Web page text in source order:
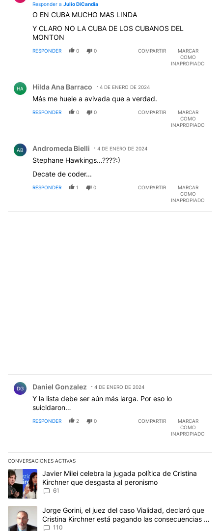
Responder a Julio DiCandia
O EN CUBA MUCHO MAS LINDA
Y CLARO NO LA CUBA DE LOS CUBANOS DEL
MONTON
RESPONDER 0 0 COMPARTIR
MARCAR
COMO
INAPROPIADO
HA Hilda Ana Barraco 4 DE ENERO DE 2024
Más me huele a avivada que a verdad.
RESPONDER 0 0 COMPARTIR
MARCAR
COMO
INAPROPIADO
AB Andromeda Bielli 4 DE ENERO DE 2024
Stephane Hawkings...????:)
Decate de coder...
RESPONDER 1 0 COMPARTIR
MARCAR
COMO
INAPROPIADO
DG Daniel Gonzalez 4 DE ENERO DE 2024
Y la lista debe ser aún más larga. Por eso lo
suicidaron…
RESPONDER 2 0 COMPARTIR
MARCAR
COMO
INAPROPIADO
CONVERSACIONES ACTIVAS
Este listado muestra los artículos con más comentarios en los
Un artículo de tendencia con el título "Javier Milei celebra la
Javier Milei celebra la jugada política de Cristina
Kirchner que desgasta al peronismo
61
Un artículo de tendencia con el título "Jorge Gorini, el juez del
Jorge Gorini, el juez del caso Vialidad, declaró que
Cristina Kirchner está pagando las consecuencias de
cometer "un delito comprobado"
110